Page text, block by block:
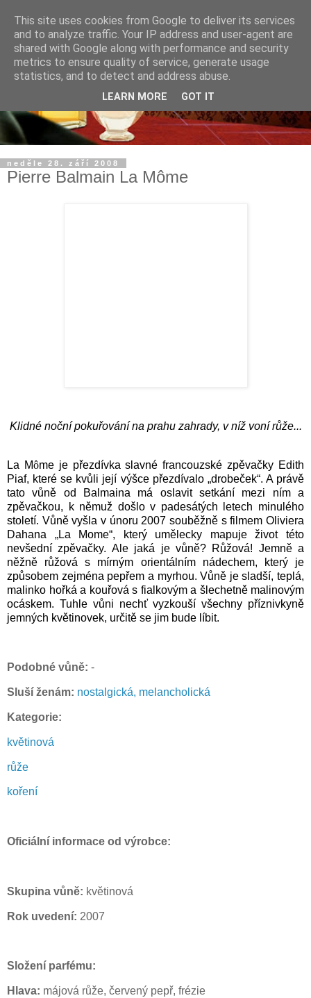
neděle 28. září 2008
Pierre Balmain La Môme
Klidné noční pokuřování na prahu zahrady, v níž voní růže...
La Môme je přezdívka slavné francouzské zpěvačky Edith
Piaf, které se kvůli její výšce přezdívalo „drobeček“. A právě
tato vůně od Balmaina má oslavit setkání mezi ním a
zpěvačkou, k němuž došlo v padesátých letech minulého
století. Vůně vyšla v únoru 2007 souběžně s filmem Oliviera
Dahana „La Mome“, který umělecky mapuje život této
nevšední zpěvačky. Ale jaká je vůně? Růžová! Jemně a
něžně růžová s mírným orientálním nádechem, který je
způsobem zejména pepřem a myrhou. Vůně je sladší, teplá,
malinko hořká a kouřová s fialkovým a šlechetně malinovým
ocáskem. Tuhle vůni nechť vyzkouší všechny příznivkyně
jemných květinovek, určitě se jim bude líbit.
Podobné vůně: -
Sluší ženám: nostalgická, melancholická
Kategorie:
květinová
růže
koření
Oficiální informace od výrobce:
Skupina vůně: květinová
Rok uvedení: 2007
Složení parfému:
Hlava: májová růže, červený pepř, frézie
This site uses cookies from Google to deliver its services
and to analyze traffic. Your IP address and user-agent are
shared with Google along with performance and security
metrics to ensure quality of service, generate usage
statistics, and to detect and address abuse.
LEARN MORE GOT IT